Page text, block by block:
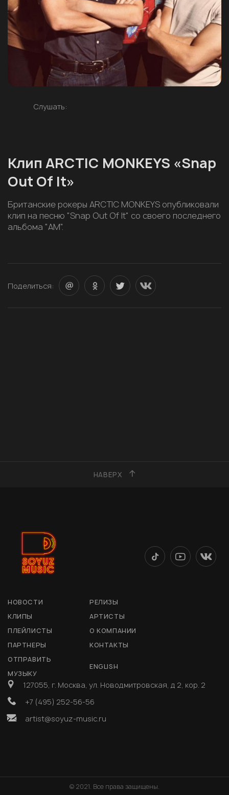
Слушать:
Клип ARCTIC MONKEYS «Snap
Out Of It»
Британские рокеры ARCTIC MONKEYS опубликовали
клип на песню "Snap Out Of It" со своего последнего
альбома "AM".
Поделиться:
НАВЕРХ
НОВОСТИ
РЕЛИЗЫ
КЛИПЫ
АРТИСТЫ
ПЛЕЙЛИСТЫ
О КОМПАНИИ
ПАРТНЕРЫ
КОНТАКТЫ
ОТПРАВИТЬ
МУЗЫКУ
ENGLISH
127055, г. Москва, ул. Новодмитровская, д 2, кор. 2
+7 (495) 252-56-56
artist@soyuz-music.ru
© 2021. Все права защищены.